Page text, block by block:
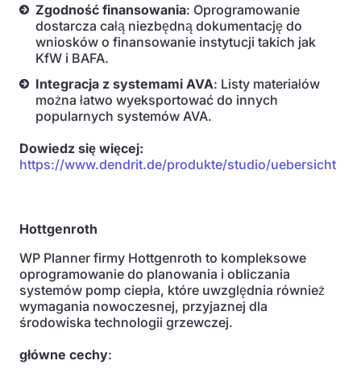
Zgodność finansowania: Oprogramowanie
dostarcza całą niezbędną dokumentację do
wniosków o finansowanie instytucji takich jak
KfW i BAFA.
Integracja z systemami AVA: Listy materiałów
można łatwo wyeksportować do innych
popularnych systemów AVA.
Dowiedz się więcej:
https://www.dendrit.de/produkte/studio/uebersicht
Hottgenroth
WP Planner firmy Hottgenroth to kompleksowe
oprogramowanie do planowania i obliczania
systemów pomp ciepła, które uwzględnia również
wymagania nowoczesnej, przyjaznej dla
środowiska technologii grzewczej.
główne cechy: